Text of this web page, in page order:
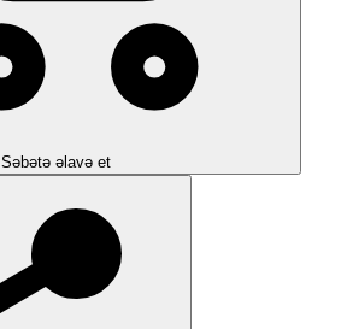
Səbətə əlavə et